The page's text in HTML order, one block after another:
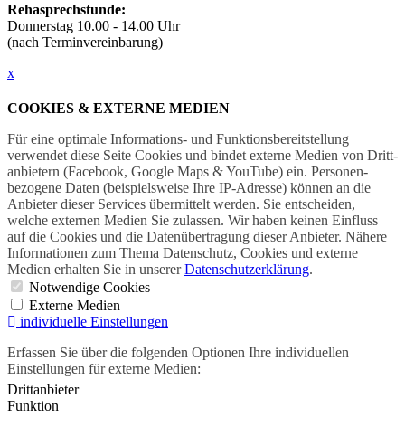
Rehasprechstunde:
Donnerstag 10.00 - 14.00 Uhr
(nach Terminvereinbarung)
x
COOKIES & EXTERNE MEDIEN
Für eine optimale Informations- und Funktions­bereitstellung
verwendet diese Seite Cookies und bindet externe Medien von Dritt­
anbietern (Facebook, Google Maps & YouTube) ein. Personen­
bezogene Daten (beispielsweise Ihre IP-Adresse) können an die
Anbieter dieser Services übermittelt werden. Sie entscheiden,
welche externen Medien Sie zulassen. Wir haben keinen Einfluss
auf die Cookies und die Daten­übertragung dieser Anbieter. Nähere
Informationen zum Thema Datenschutz, Cookies und externe
Medien erhalten Sie in unsererDatenschutzerklärung.
Notwendige Cookies
Externe Medien
individuelle Einstellungen
Erfassen Sie über die folgenden Optionen Ihre individuellen
Einstellungen für externe Medien:
Drittanbieter
Funktion